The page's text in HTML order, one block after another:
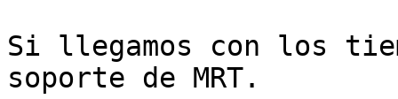
Si llegamos con los
soporte de MRT.